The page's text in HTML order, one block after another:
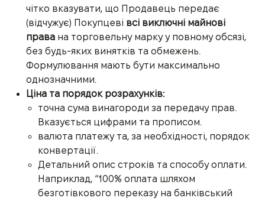
чітко вказувати, що Продавець передає
(відчужує) Покупцеві всі виключні майнові
права на торговельну марку у повному обсязі,
без будь-яких винятків та обмежень.
Формулювання мають бути максимально
однозначними.
Ціна та порядок розрахунків:
точна сума винагороди за передачу прав.
Вказується цифрами та прописом.
валюта платежу та, за необхідності, порядок
конвертації.
Детальний опис строків та способу оплати.
Наприклад, “100% оплата шляхом
безготівкового переказу на банківський